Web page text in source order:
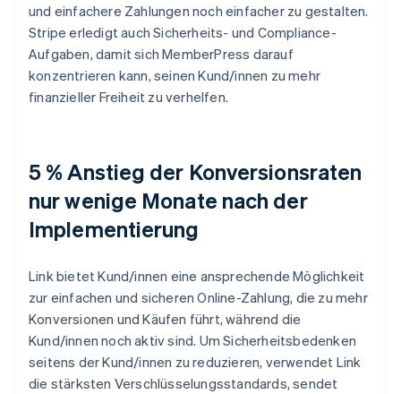
und einfachere Zahlungen noch einfacher zu gestalten.
Stripe erledigt auch Sicherheits- und Compliance-
Aufgaben, damit sich MemberPress darauf
konzentrieren kann, seinen Kund/innen zu mehr
finanzieller Freiheit zu verhelfen.
5 % Anstieg der Konversionsraten
nur wenige Monate nach der
Implementierung
Link bietet Kund/innen eine ansprechende Möglichkeit
zur einfachen und sicheren Online-Zahlung, die zu mehr
Konversionen und Käufen führt, während die
Kund/innen noch aktiv sind. Um Sicherheitsbedenken
seitens der Kund/innen zu reduzieren, verwendet Link
die stärksten Verschlüsselungsstandards, sendet